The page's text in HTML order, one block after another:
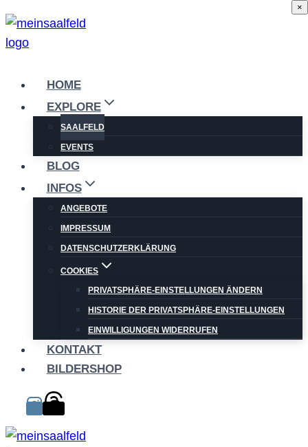
Zum
springen
HOME
EXPLORE
SAALFELD
EVENTS
BLOG
INFOS
ANGEBOTE
IMPRESSUM
DATENSCHUTZERKLÄRUNG
COOKIES
PRIVATSPHÄRE-EINSTELLUNGEN ÄNDERN
HISTORIE DER PRIVATSPHÄRE-EINSTELLUNGEN
EINWILLIGUNGEN WIDERRUFEN
KONTAKT
BILDERSHOP
×